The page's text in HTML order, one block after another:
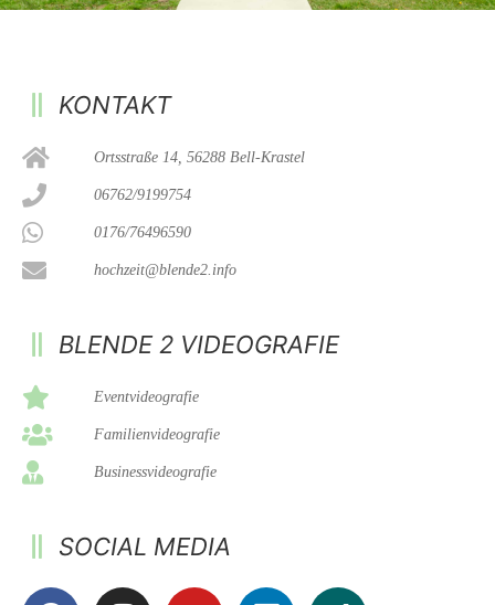
KONTAKT
Ortsstraße 14, 56288 Bell-Krastel
06762/9199754
0176/76496590
hochzeit@blende2.info
BLENDE 2 VIDEOGRAFIE
Eventvideografie
Familienvideografie
Businessvideografie
SOCIAL MEDIA